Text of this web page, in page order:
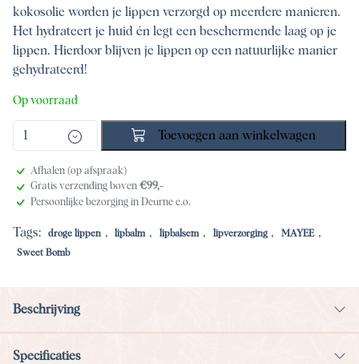
kokosolie worden je lippen verzorgd op meerdere manieren.
Het hydrateert je huid én legt een beschermende laag op je
lippen. Hierdoor blijven je lippen op een natuurlijke manier
gehydrateerd!
Op voorraad
Toevoegen aan winkelwagen
Afhalen (op afspraak)
Gratis verzending boven€99,-
Persoonlijke bezorging in Deurne e.o.
Tags: droge lippen , lipbalm , lipbalsem , lipverzorging , MAYEE ,
Sweet Bomb
Beschrijving
Specificaties